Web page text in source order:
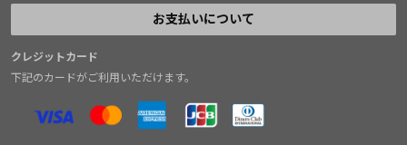
お支払いについて
クレジットカード
下記のカードがご利用いただけます。